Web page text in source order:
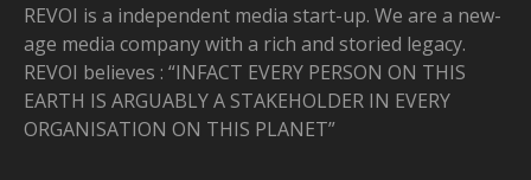
REVOI is a independent media start-up. We are a new-
age media company with a rich and storied legacy.
REVOI believes : “INFACT EVERY PERSON ON THIS
EARTH IS ARGUABLY A STAKEHOLDER IN EVERY
ORGANISATION ON THIS PLANET”